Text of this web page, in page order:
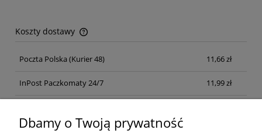
Koszty dostawy
Cena nie zawiera ewentualnych kosztów płatności
Poczta Polska (Kurier 48) 11,66 zł
InPost Paczkomaty 24/7 11,99 zł
Dbamy o Twoją prywatność